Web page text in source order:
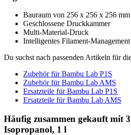
Bauraum von 256 x 256 x 256 mm
Geschlossene Druckkammer
Multi-Material-Druck
Intelligentes Filament-Management
Du suchst nach passenden Artikeln für
Zubehör für Bambu Lab P1S
Zubehör für Bambu Lab AMS
Ersatzteile für Bambu Lab P1S
Ersatzteile für Bambu Lab AMS
Häufig zusammen gekauft mit
Isopropanol, 1 l